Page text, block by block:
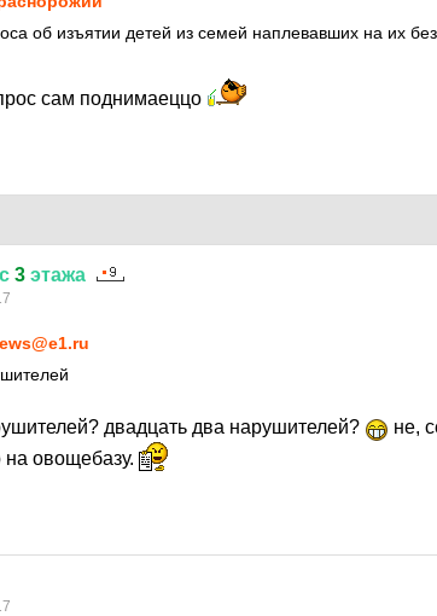
об изъятии детей из семей наплевавших на их
сам поднимаеццо
с 3 этажа
двадцать два нарушителей?
не,
овощебазу.